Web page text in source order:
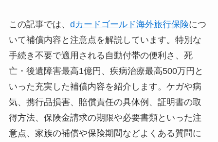
この記事では、 dカードゴールド海外旅行保険につ
いて補償内容と注意点を解説しています。特別な
手続き不要で適用される自動付帯の便利さ、死
亡・後遺障害最高1億円、疾病治療最高500万円と
いった充実した補償内容を紹介します。ケガや病
気、携行品損害、賠償責任の具体例、証明書の取
得方法、保険金請求の期限や必要書類といった注
意点、家族の補償や保険期間などよくある質問に